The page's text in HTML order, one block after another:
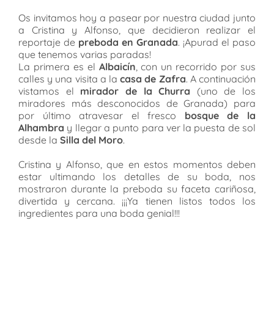
Os invitamos hoy a pasear por nuestra ciudad junto
a Cristina y Alfonso, que decidieron realizar el
reportaje de preboda en Granada. ¡Apurad el paso
que tenemos varias paradas!
La primera es el Albaicín , con un recorrido por sus
calles y una visita a lacasa de Zafra. A continuación
vistamos el mirador de la Churra (uno de los
miradores más desconocidos de Granada) para
por último atravesar el fresco bosque de la
Alhambra y llegar a punto para ver la puesta de sol
desde la Silla del Moro.
Cristina y Alfonso, que en estos momentos deben
estar ultimando los detalles de su boda, nos
mostraron durante la preboda su faceta cariñosa,
divertida y cercana. ¡¡¡Ya tienen listos todos los
ingredientes para una boda genial!!!